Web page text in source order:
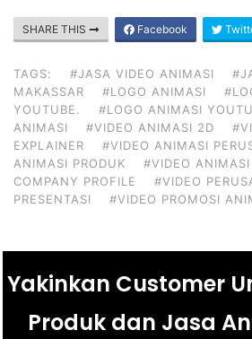
SHARE THIS Facebook
TAGS: #JASA VIDEO ANIMASI
MAKASSAR
#LOGO ANIMASI
YOUTUBE.
#LOGO ANIMASI
ANIMASI
#VIDEO ANIMASI 2D
EXPLAINER
#VIDEO ANIMASI
ANIMASI PRODUK
#VIDEO
COMPANY PROFILE
#VIDEO
PRESENTASI
#VIDEO PROMOSI
Yakinkan Customer
Produk dan Jasa